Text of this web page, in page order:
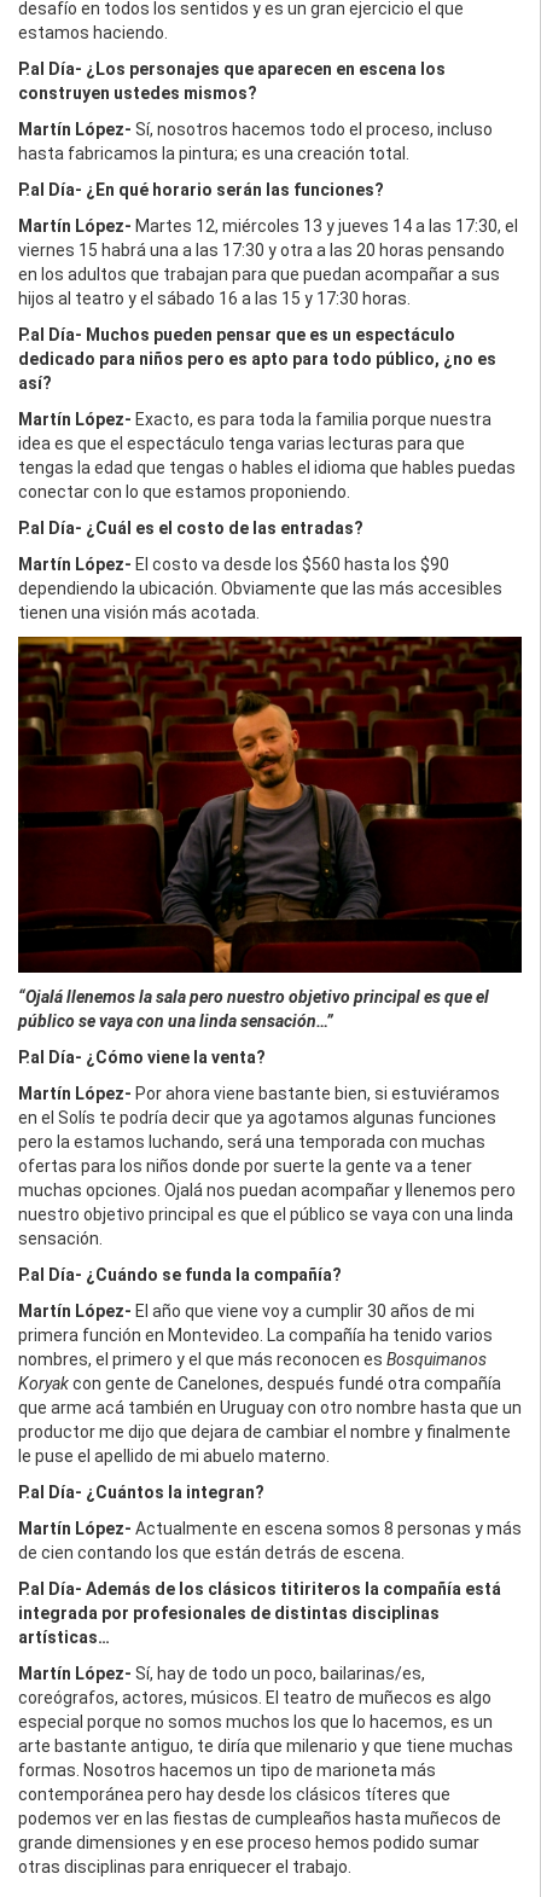
desafío en todos los sentidos y es un gran ejercicio el que
estamos haciendo.
P.al Día- ¿Los personajes que aparecen en escena los
construyen ustedes mismos?
Martín López- Sí, nosotros hacemos todo el proceso, incluso
hasta fabricamos la pintura; es una creación total.
P.al Día- ¿En qué horario serán las funciones?
Martín López- Martes 12, miércoles 13 y jueves 14 a las 17:30, el
viernes 15 habrá una a las 17:30 y otra a las 20 horas pensando
en los adultos que trabajan para que puedan acompañar a sus
hijos al teatro y el sábado 16 a las 15 y 17:30 horas.
P.al Día- Muchos pueden pensar que es un espectáculo
dedicado para niños pero es apto para todo público, ¿no es
así?
Martín López- Exacto, es para toda la familia porque nuestra
idea es que el espectáculo tenga varias lecturas para que
tengas la edad que tengas o hables el idioma que hables puedas
conectar con lo que estamos proponiendo.
P.al Día- ¿ Cuál es el costo de las entradas?
Martín López- El costo va desde los $560 hasta los $90
dependiendo la ubicación. Obviamente que las más accesibles
tienen una visión más acotada.
“Ojalá llenemos la sala pero nuestro objetivo principal es que el
público se vaya con una linda sensación…”
P.al Día- ¿Cómo viene la venta?
Martín López- Por ahora viene bastante bien, si estuviéramos
en el Solís te podría decir que ya agotamos algunas funciones
pero la estamos luchando, será una temporada con muchas
ofertas para los niños donde por suerte la gente va a tener
muchas opciones. Ojalá nos puedan acompañar y llenemos pero
nuestro objetivo principal es que el público se vaya con una linda
sensación.
P.al Día- ¿Cuándo se funda la compañía?
Martín López- El año que viene voy a cumplir 30 años de mi
primera función en Montevideo. La compañía ha tenido varios
nombres, el primero y el que más reconocen es Bosquimanos
Koryakcon gente de Canelones, después fundé otra compañía
que arme acá también en Uruguay con otro nombre hasta que un
productor me dijo que dejara de cambiar el nombre y finalmente
le puse el apellido de mi abuelo materno.
P.al Día- ¿Cuántos la integran?
Martín López- Actualmente en escena somos 8 personas y más
de cien contando los que están detrás de escena.
P.al Día- Además de los clásicos titiriteros la compañía está
integrada por profesionales de distintas disciplinas
artísticas…
Martín López- Sí, hay de todo un poco, bailarinas/es,
coreógrafos, actores, músicos. El teatro de muñecos es algo
especial porque no somos muchos los que lo hacemos, es un
arte bastante antiguo, te diría que milenario y que tiene muchas
formas. Nosotros hacemos un tipo de marioneta más
contemporánea pero hay desde los clásicos títeres que
podemos ver en las fiestas de cumpleaños hasta muñecos de
grande dimensiones y en ese proceso hemos podido sumar
otras disciplinas para enriquecer el trabajo.